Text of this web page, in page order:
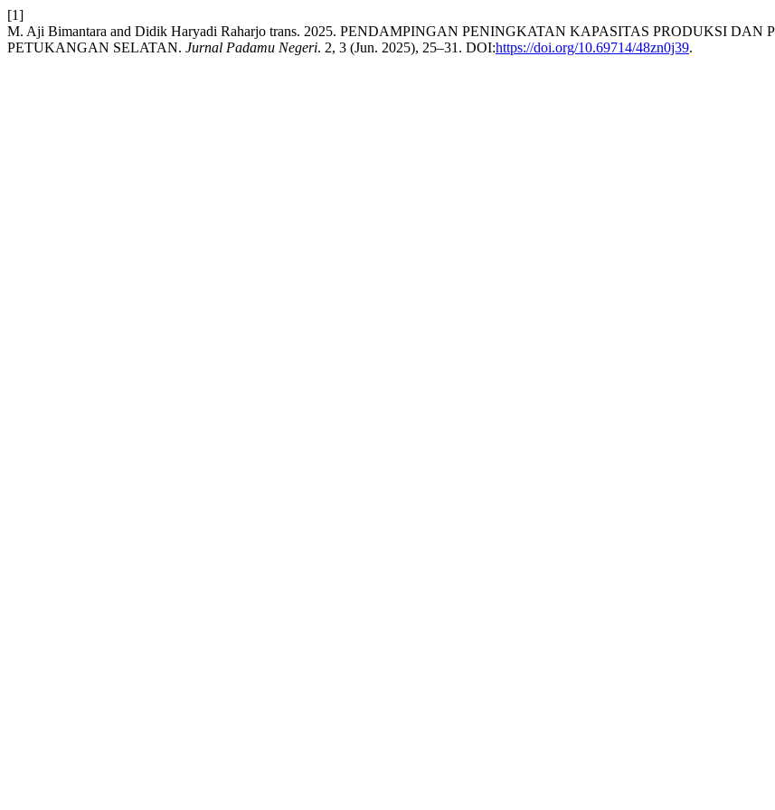
[1]
M. Aji Bimantara and Didik Haryadi Raharjo trans. 2025. PENDAMPINGAN PENINGKATAN KAPASITAS PRODUKSI
PETUKANGAN SELATAN. Jurnal Padamu Negeri. 2, 3 (Jun. 2025), 25–31. DOI:https://doi.org/10.69714/48zn0j39.